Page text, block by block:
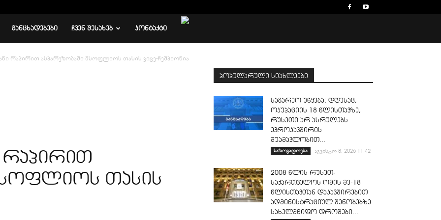
ᲒᲐᲜᲪᲮᲐᲓᲔᲑᲔᲑᲘ ᲩᲕᲔᲜ ᲨᲔᲡᲐᲮᲔᲑ ᲙᲝᲜᲢᲐᲥᲢᲘ
რაპირით ასპარეზობაში მსოფლიოს თასის ვიცე-ჩემპიონია
რაპირით
თასის
პოპულარული სიახლეები
საგარეო უწყება: დღესაც,
ოკუპაციის 18 წლისთავზე,
რუსეთი არ ასრულებს
ევროკავშირის
შუამავლობით...
საზოგადოება აგვისტო 8, 2026 11:42
2008 წლის რუსეთ-
საქართველოს ომის მე-18
წლისთავთან დაკავშირებით
ადმინისტრაციულ შენობებზე
სახელმწიფო დროშები...